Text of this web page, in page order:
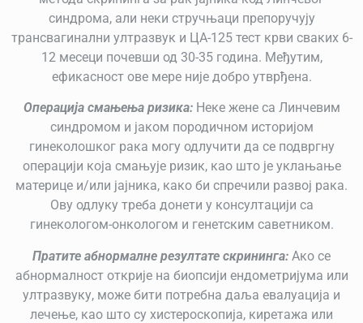
синдрома, али неки стручњаци препоручују
трансвагинални ултразвук и ЦА-125 тест крви сваких 6-
12 месеци почевши од 30-35 година. Међутим,
ефикасност ове мере није добро утврђена.
Операција смањења ризика: Неке жене са Линчевим
синдромом и јаком породичном историјом
гинеколошког рака могу одлучити да се подвргну
операцији која смањује ризик, као што је уклањање
материце и/или јајника, како би спречили развој рака.
Ову одлуку треба донети у консултацији са
гинекологом-онкологом и генетским саветником.
Пратите абнормалне резултате скрининга: Ако се
абнормалност открије на биопсији ендометријума или
ултразвуку, може бити потребна даља евалуација и
лечење, као што су хистероскопија, киретажа или